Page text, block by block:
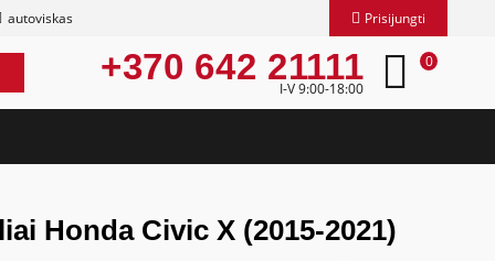
autoviskas Prisijungti
+370 642 21111
I-V 9:00-18:00
0
Honda Civic X (2015-2021)